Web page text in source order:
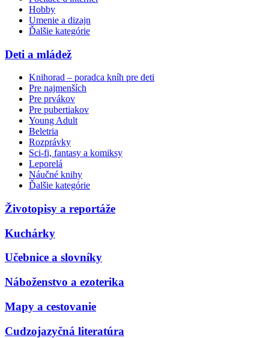
Hobby
Umenie a dizajn
Ďalšie kategórie
Deti a mládež
Knihorad – poradca kníh pre deti
Pre najmenších
Pre prvákov
Pre pubertiakov
Young Adult
Beletria
Rozprávky
Sci-fi, fantasy a komiksy
Leporelá
Náučné knihy
Ďalšie kategórie
Životopisy a reportáže
Kuchárky
Učebnice a slovníky
Náboženstvo a ezoterika
Mapy a cestovanie
Cudzojazyčná literatúra